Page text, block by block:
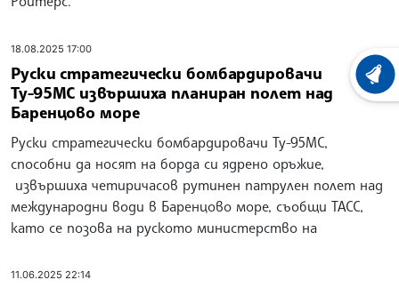
18.08.2025 17:00
Руски стратегически бомбардировачи
Ту-95МС извършиха планиран полет над
Баренцово море
Руски стратегически бомбардировачи Ту-95МС,
способни да носят на борда си ядрено оръжие,
извършиха четиричасов рутинен патрулен полет над
международни води в Баренцово море, съобщи ТАСС,
като се позова на руското министерство на
11.06.2025 22:14